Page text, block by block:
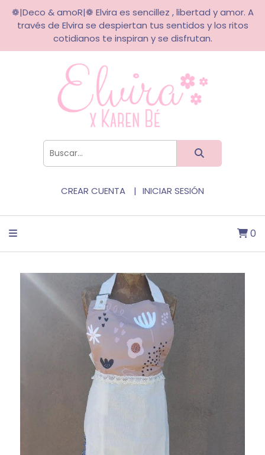
❁|Deco & amoR|❁ Elvira es sencillez , libertad y amor. A
través de Elvira se despiertan tus sentidos y los ritos
cotidianos te inspiran y se disfrutan.
CREAR CUENTA INICIAR SESIÓN
0